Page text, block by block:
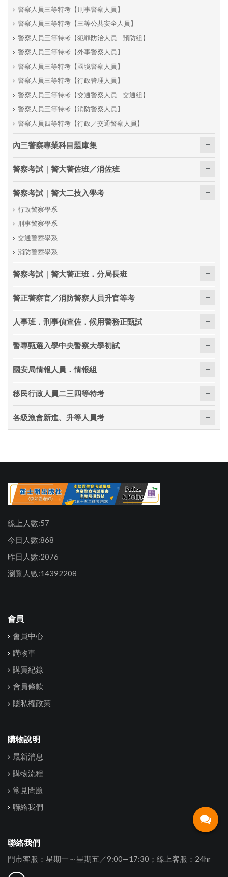
警察人員三等特考【刑事警察人員】
警察人員三等特考【三等公共安全人員】
警察人員三等特考【犯罪防治人員—預防組】
警察人員三等特考【外事警察人員】
警察人員三等特考【國境警察人員】
警察人員三等特考【行政管理人員】
警察人員三等特考【交通警察人員—交通組】
警察人員三等特考【消防警察人員】
警察人員四等特考【行政／交通警察人員】
內三警察專業科目題庫集
警察考試｜警大警佐班／消佐班
警察考試｜警大二技入學考
行政警察學系
刑事警察學系
交通警察學系
消防警察學系
警察考試｜警大警正班．分局長班
警正警察官／消防警察人員升官等考
人事班．刑事偵查佐．候用警務正甄試
警專甄選入學中央警察大學初試
國安局情報人員．情報組
移民行政人員二三四等特考
各級漁會新進、升等人員考
線上人數:57
今日人數:868
昨日人數:2076
瀏覽人數:14392208
會員
會員中心
購物車
購買紀錄
會員條款
隱私權政策
購物說明
最新消息
購物流程
常見問題
聯絡我們
聯絡我們
門市客服：星期一～星期五／9:00—17:30；線上客服：24hr